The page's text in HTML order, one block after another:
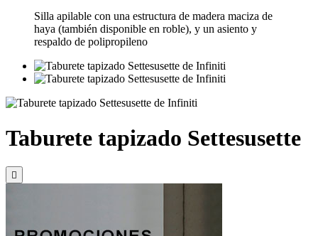
Silla apilable con una estructura de madera maciza de
haya (también disponible en roble), y un asiento y
respaldo de polipropileno
Taburete tapizado Settesusette
